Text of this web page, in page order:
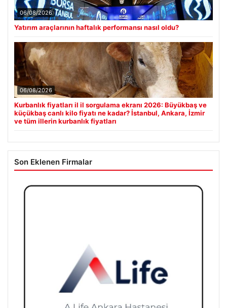
06/08/2026
Yatırım araçlarının haftalık performansı nasıl oldu?
06/08/2026
Kurbanlık fiyatları il il sorgulama ekranı 2026: Büyükbaş ve
küçükbaş canlı kilo fiyatı ne kadar? İstanbul, Ankara, İzmir
ve tüm illerin kurbanlık fiyatları
Son Eklenen Firmalar